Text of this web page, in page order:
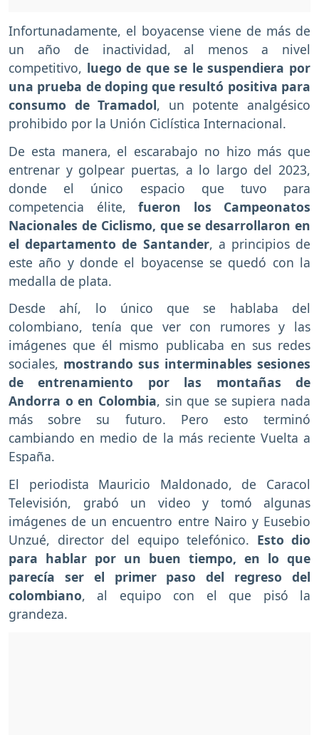
Infortunadamente, el boyacense viene de más de
un año de inactividad, al menos a nivel
competitivo, luego de que se le suspendiera por
una prueba de doping que resultó positiva para
consumo de Tramadol, un potente analgésico
prohibido por la Unión Ciclística Internacional.
De esta manera, el escarabajo no hizo más que
entrenar y golpear puertas, a lo largo del 2023,
donde el único espacio que tuvo para
competencia élite, fueron los Campeonatos
Nacionales de Ciclismo, que se desarrollaron en
el departamento de Santander, a principios de
este año y donde el boyacense se quedó con la
medalla de plata.
Desde ahí, lo único que se hablaba del
colombiano, tenía que ver con rumores y las
imágenes que él mismo publicaba en sus redes
sociales, mostrando sus interminables sesiones
de entrenamiento por las montañas de
Andorra o en Colombia, sin que se supiera nada
más sobre su futuro. Pero esto terminó
cambiando en medio de la más reciente Vuelta a
España.
El periodista Mauricio Maldonado, de Caracol
Televisión, grabó un video y tomó algunas
imágenes de un encuentro entre Nairo y Eusebio
Unzué, director del equipo telefónico. Esto dio
para hablar por un buen tiempo, en lo que
parecía ser el primer paso del regreso del
colombiano, al equipo con el que pisó la
grandeza.